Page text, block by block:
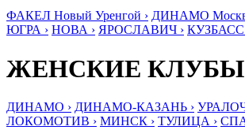
ФАКЕЛ Новый Уренгой › ДИНАМО
ЮГРА › НОВА › ЯРОСЛАВИЧ › КУЗБАСС
ЖЕНСКИЕ КЛУБЫ
ДИНАМО › ДИНАМО-КАЗАНЬ ›
ЛОКОМОТИВ › МИНСК › ТУЛИЦА ›